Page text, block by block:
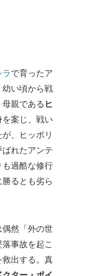
で育ったア
幼い頃から戦
親である ヒ
案じ、戦い
、ヒッポリ
れたアンテ
も過酷な修行
るとも劣ら
然「外の世
事故を起こ
救出する。真